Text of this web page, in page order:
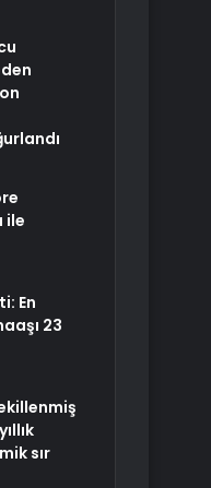
ile
En
23
sır